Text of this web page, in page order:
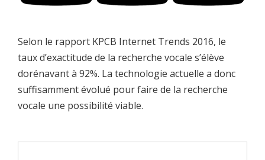
Selon le rapport KPCB Internet Trends 2016, le
taux d’exactitude de la recherche vocale s’élève
dorénavant à 92%. La technologie actuelle a donc
suffisamment évolué pour faire de la recherche
vocale une possibilité viable.